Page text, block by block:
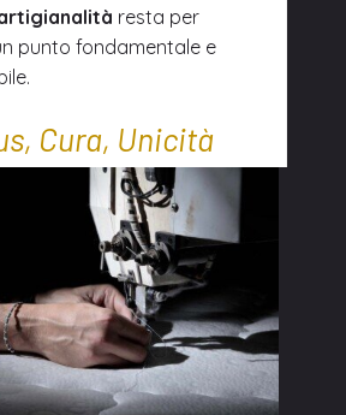
resta per
punto fondamentale e
Cura, Unicità